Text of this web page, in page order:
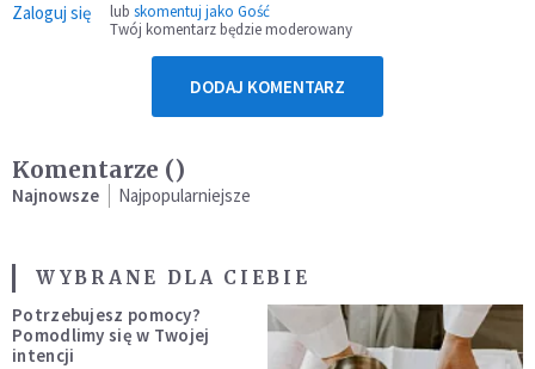
Zaloguj się lub skomentuj jako Gość
Twój komentarz będzie moderowany
DODAJ KOMENTARZ
Komentarze ()
Najnowsze Najpopularniejsze
WYBRANE DLA CIEBIE
Potrzebujesz pomocy?
Pomodlimy się w Twojej
intencji